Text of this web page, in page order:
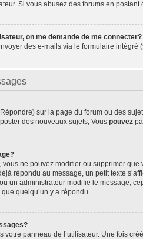
Si vous abusez des forums en
on me demande de me connecter?
des e-mails via le formulaire
sur la page du forum ou des
poster des nouveaux sujets, Vous pouvez
vous ne pouvez modifier ou supprimer
répondu au message, un petit texte
un administrateur modifie le message,
quelqu’un y a répondu.
votre panneau de l’utilisateur. Une fois